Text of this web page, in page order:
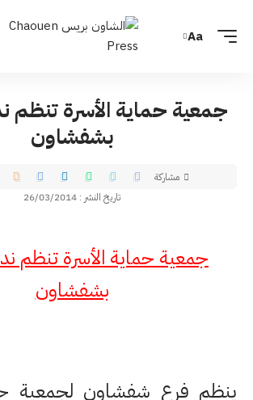
Aa
جمعية حماية الأسرة تنظم
بشفشاون
تاريخ النشر : 26/03/2014
مشاركة
جمعية حماية الأسرة تنظم
بشفشاون
ينظم فرع شفشاون لجمعية